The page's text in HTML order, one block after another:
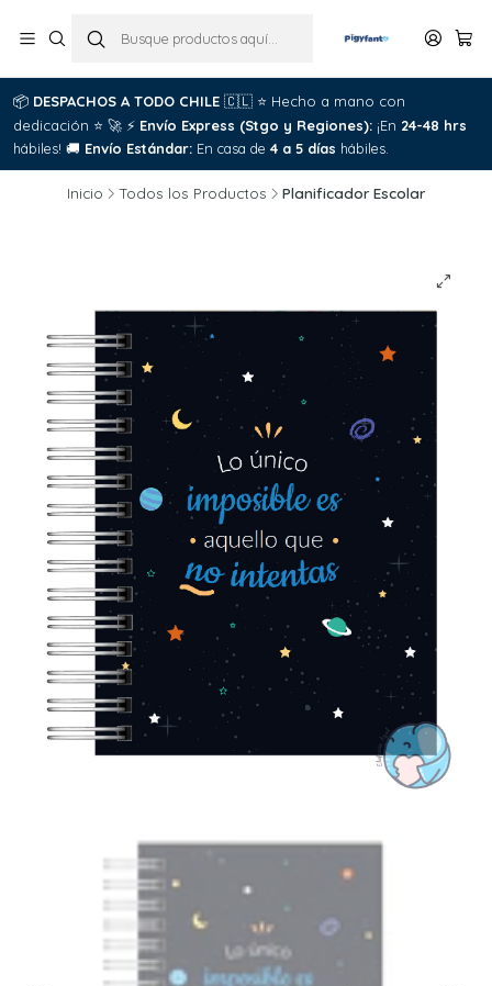
📦 DESPACHOS A TODO CHILE 🇨🇱 ⭐ Hecho a mano con
dedicación ⭐ 🚀 ⚡ Envío Express (Stgo y Regiones): ¡En 24-48 hrs
hábiles! 🚚 Envío Estándar: En casa de 4 a 5 días hábiles.
Inicio Todos los Productos Planificador Escolar